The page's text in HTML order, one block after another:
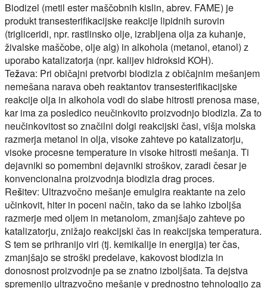
Biodizel (metil ester maščobnih kislin, abrev. FAME) je
produkt transesterifikacijske reakcije lipidnih surovin
(trigliceridi, npr. rastlinsko olje, izrabljena olja za kuhanje,
živalske maščobe, olje alg) in alkohola (metanol, etanol) z
uporabo katalizatorja (npr. kalijev hidroksid KOH).
Težava: Pri običajni pretvorbi biodizla z običajnim mešanjem
nemešana narava obeh reaktantov transesterifikacijske
reakcije olja in alkohola vodi do slabe hitrosti prenosa mase,
kar ima za posledico neučinkovito proizvodnjo biodizla. Za to
neučinkovitost so značilni dolgi reakcijski časi, višja molska
razmerja metanol in olja, visoke zahteve po katalizatorju,
visoke procesne temperature in visoke hitrosti mešanja. Ti
dejavniki so pomembni dejavniki stroškov, zaradi česar je
konvencionalna proizvodnja biodizla drag proces.
Rešitev: Ultrazvočno mešanje emulgira reaktante na zelo
učinkovit, hiter in poceni način, tako da se lahko izboljša
razmerje med oljem in metanolom, zmanjšajo zahteve po
katalizatorju, znižajo reakcijski čas in reakcijska temperatura.
S tem se prihranijo viri (tj. kemikalije in energija) ter čas,
zmanjšajo se stroški predelave, kakovost biodizla in
donosnost proizvodnje pa se znatno izboljšata. Ta dejstva
spremenijo ultrazvočno mešanje v prednostno tehnologijo za